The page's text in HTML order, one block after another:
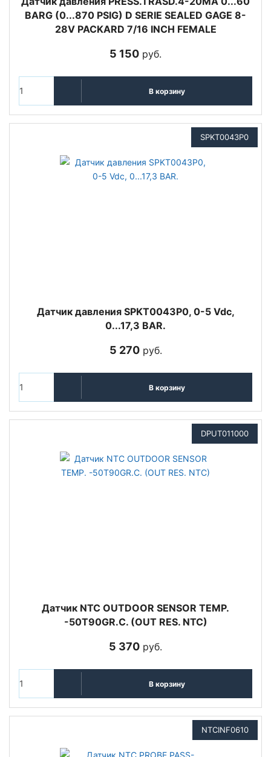
BARG (0...870 PSIG) D SERIE SEALED GAGE 8-
28V PACKARD 7/16 INCH FEMALE
5 150 руб.
В корзину
SPKT0043P0
Датчик давления SPKT0043P0, 0-5 Vdc,
0...17,3 BAR.
5 270руб.
В корзину
DPUT011000
Датчик NTC OUTDOOR SENSOR TEMP.
-50T90GR.C. (OUT RES. NTC)
5 370 руб.
В корзину
NTCINF0610